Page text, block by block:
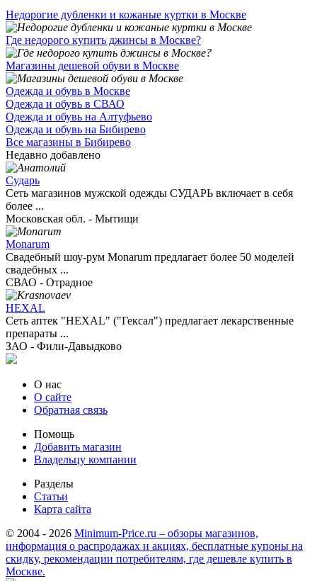
Недорогие дубленки и кожаные куртки в Москве
Где недорого купить джинсы в Москве?
Магазины дешевой обуви в Москве
Одежда и обувь в Москве
Одежда и обувь в СВАО
Одежда и обувь на Алтуфьево
Одежда и обувь на Бибирево
Все магазины в Бибирево
Недавно добавлено
Сударь
Сеть магазинов мужской одежды СУДАРЬ включает в себя
более ...
Московская обл. - Мытищи
Monarum
Свадебный шоу-рум Monarum предлагает более 50 моделей
свадебных ...
СВАО - Отрадное
HEXAL
Сеть аптек "HEXAL" ("Гексал") предлагает лекарственные
препараты ...
ЗАО - Фили-Давыдково
О нас
О сайте
Обратная связь
Помощь
Добавить магазин
Владельцу компании
Разделы
Статьи
Карта сайта
© 2004 - 2026 Minimum-Price.ru – обзоры магазинов,
информация о распродажах и акциях, бесплатные купоны на
скидку, рекомендации потребителям, где дешевле купить в
Москве.